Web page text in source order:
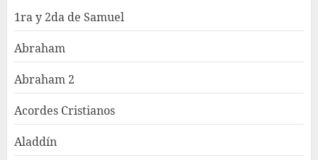
1ra y 2da de Samuel
Abraham
Abraham 2
Acordes Cristianos
Aladdín